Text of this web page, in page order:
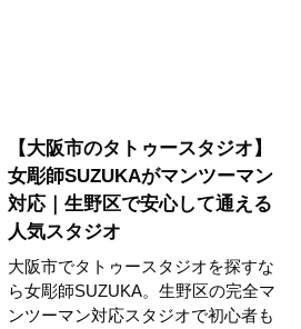
【大阪市のタトゥースタジオ】
女彫師SUZUKAがマンツーマン
対応｜生野区で安心して通える
人気スタジオ
大阪市でタトゥースタジオを探すな
ら女彫師SUZUKA。生野区の完全マ
ンツーマン対応スタジオで初心者も